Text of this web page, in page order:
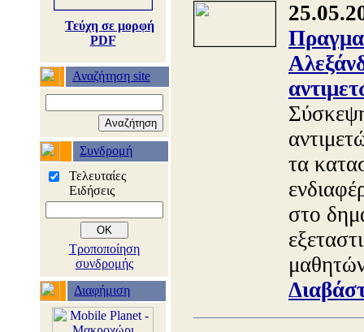
Τεύχη σε μορφή
PDF
Αναζήτηση site
Συνδρομή
Τελευταίες
Ειδήσεις
Τροποποίηση
συνδρομής
Διαφήμιση
τα
στο